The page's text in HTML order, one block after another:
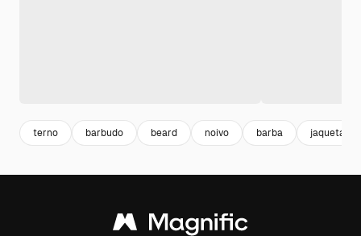
terno barbudo beard noivo barba jaqueta